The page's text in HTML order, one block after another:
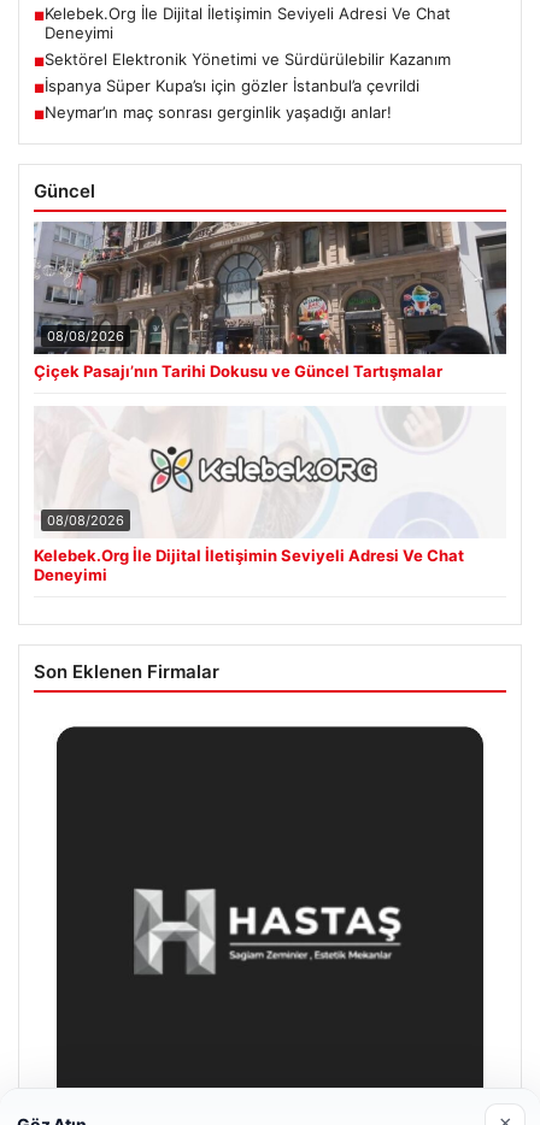
■Kelebek.Org İle Dijital İletişimin Seviyeli Adresi Ve Chat
Deneyimi
■Sektörel Elektronik Yönetimi ve Sürdürülebilir Kazanım
■İspanya Süper Kupa’sı için gözler İstanbul’a çevrildi
■Neymar’ın maç sonrası gerginlik yaşadığı anlar!
Güncel
08/08/2026
Çiçek Pasajı’nın Tarihi Dokusu ve Güncel Tartışmalar
08/08/2026
Kelebek.Org İle Dijital İletişimin Seviyeli Adresi Ve Chat
Deneyimi
Son Eklenen Firmalar